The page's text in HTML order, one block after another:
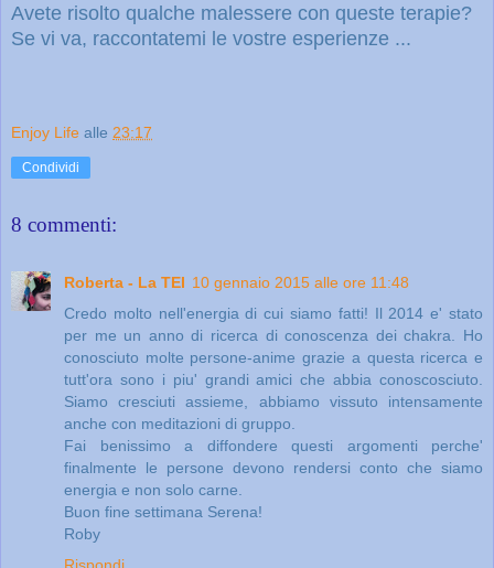
Avete risolto qualche malessere con queste terapie?
Se vi va, raccontatemi le vostre esperienze ...
Enjoy Life alle 23:17
Condividi
8 commenti:
Roberta - La TEI 10 gennaio 2015 alle ore 11:48
Credo molto nell'energia di cui siamo fatti! Il 2014 e' stato
per me un anno di ricerca di conoscenza dei chakra. Ho
conosciuto molte persone-anime grazie a questa ricerca e
tutt'ora sono i piu' grandi amici che abbia conoscosciuto.
Siamo cresciuti assieme, abbiamo vissuto intensamente
anche con meditazioni di gruppo.
Fai benissimo a diffondere questi argomenti perche'
finalmente le persone devono rendersi conto che siamo
energia e non solo carne.
Buon fine settimana Serena!
Roby
Rispondi